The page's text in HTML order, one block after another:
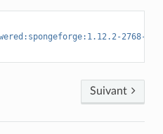
2768-
Suivant